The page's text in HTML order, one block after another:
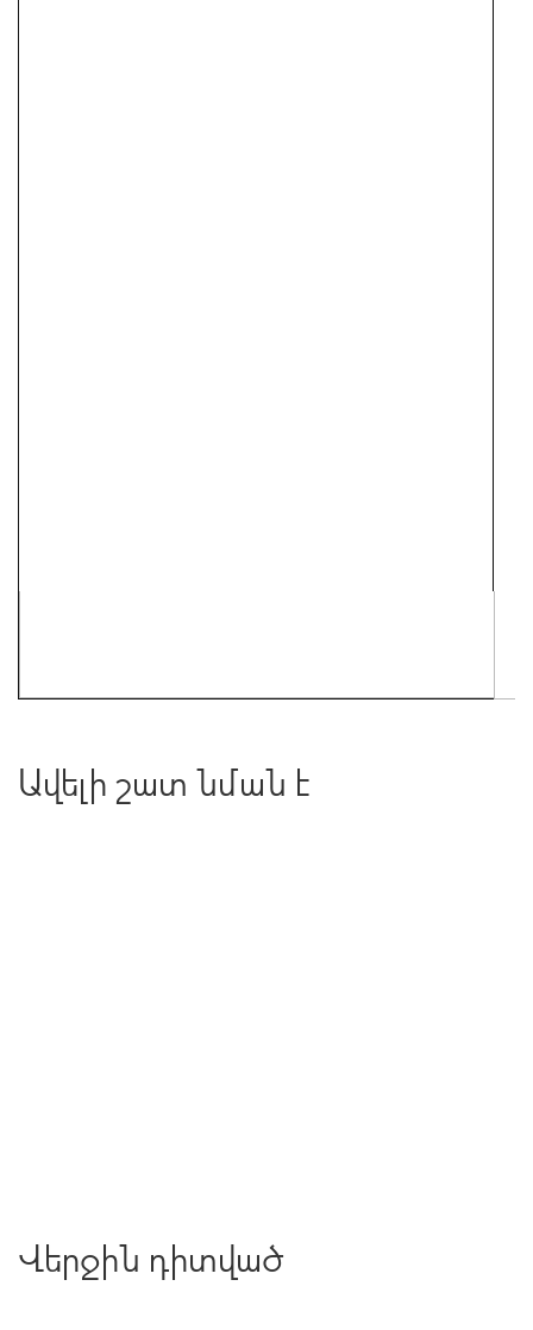
Ավելի շատ նման է
Վերջին դիտված